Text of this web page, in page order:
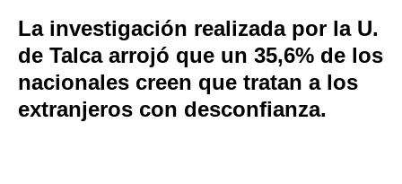
La investigación realizada por la U.
de Talca arrojó que un 35,6% de los
nacionales creen que tratan a los
extranjeros con desconfianza.